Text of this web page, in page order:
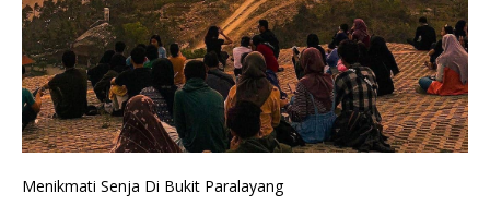
Menikmati Senja Di Bukit Paralayang